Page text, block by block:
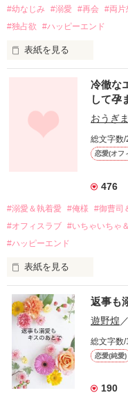
#幼なじみ #溺愛 #再会 #両片
#独占欲
#ハッピーエンド
表紙を見る
幼なじみの哲平に淡い
しかし、ある出来事を
関係修復もできないま
引っ越すことになり、
それから約十二年後。
過去の傷から、二度と
運命のような再会を果た
酔った勢いで一夜を共に
さらに、美桜が初めてだ
『責任をとる、結婚し
戸惑う美桜とは裏腹に、
甘やかしてくる。
そんなある日、哲平は美
遭っていることを知る。
美桜を守るため、哲平
冷徹な
して孕
おうぎ
総文字数
恋愛(オフ
476
#溺愛＆執着愛 #俺様 #御曹司
#オフィスラブ #いちゃいちゃ
#ハッピーエンド
表紙を見る
おかしな噂を流されて
桜は、海外で傷心旅行を
い、酒の勢いもあり一夜
帰国後、美桜は新しい
なんと彼の正体は、と
れて起業した新進気鋭の
――御影恭司その人だっ
なぜか恭司から飼い猫
返事も
遊野煌
総文字数
恋愛(純愛)
190